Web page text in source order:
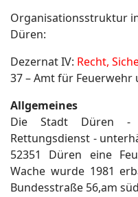
Organisationsstruktur
Düren:
Dezernat IV: Recht,
37 – Amt für
Allgemeines
Die Stadt Düren -
Rettungsdienst -
52351 Düren eine
Wache wurde 1981
Bundesstraße 56,am